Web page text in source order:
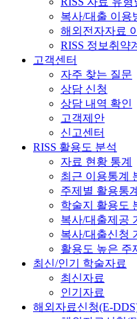
복사/대출 이용
해외전자자료
RISS 정보취약
고객센터
자주 찾는 질문
상담 신청
상담 내역 확인
고객제안
신고센터
RISS 활용도 분석
자료 현황 통계
최근 이용통계
주제별 활용통
학술지 활용도
복사/대출제공
복사/대출신청
활용도 높은 주
최신/인기 학술자료
최신자료
인기자료
해외자료신청(E-